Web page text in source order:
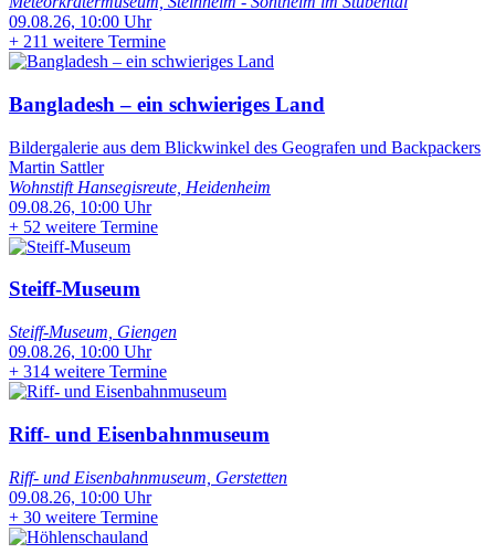
09.08.26, 10:00 Uhr
+ 211 weitere Termine
Bangladesh – ein schwieriges Land
Bildergalerie aus dem Blickwinkel des Geografen und Backpackers
Martin Sattler
Wohnstift Hansegisreute, Heidenheim
09.08.26, 10:00 Uhr
+ 52 weitere Termine
Steiff-Museum
Steiff-Museum, Giengen
09.08.26, 10:00 Uhr
+ 314 weitere Termine
Riff- und Eisenbahnmuseum
Riff- und Eisenbahnmuseum, Gerstetten
09.08.26, 10:00 Uhr
+ 30 weitere Termine